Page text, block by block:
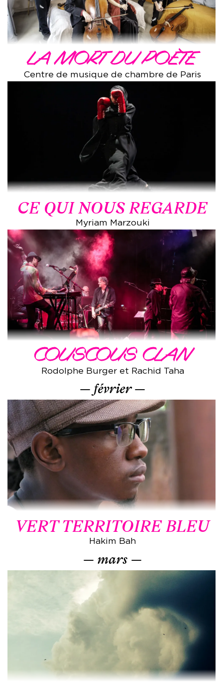
LA MORT DU POÈTE
Centre de musique de chambre de Paris
CE QUI NOUS REGARDE
Myriam Marzouki
COUSCOUS CLAN
Rodolphe Burger et Rachid Taha
février
VERT TERRITOIRE BLEU
Hakim Bah
mars